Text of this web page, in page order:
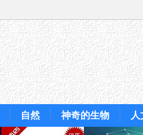
自然 神奇的生物 人